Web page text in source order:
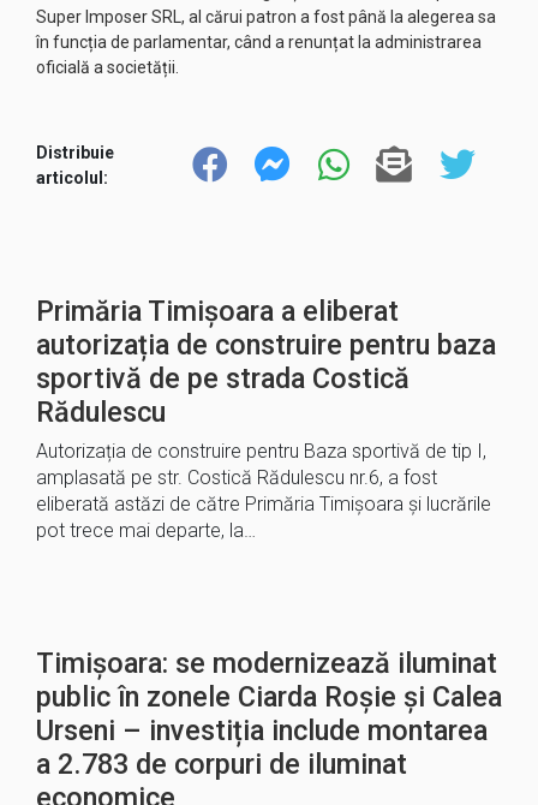
Super Imposer SRL, al cărui patron a fost până la alegerea sa
în funcția de parlamentar, când a renunțat la administrarea
oficială a societății.
Distribuie
articolul:
Primăria Timișoara a eliberat
autorizația de construire pentru baza
sportivă de pe strada Costică
Rădulescu
Autorizația de construire pentru Baza sportivă de tip I,
amplasată pe str. Costică Rădulescu nr.6, a fost
eliberată astăzi de către Primăria Timișoara și lucrările
pot trece mai departe, la…
Timișoara: se modernizează iluminat
public în zonele Ciarda Roșie și Calea
Urseni – investiția include montarea
a 2.783 de corpuri de iluminat
economice